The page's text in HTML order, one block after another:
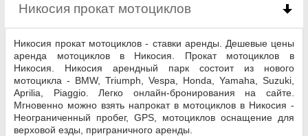
Никосия прокат мотоциклов click to collapse
Никосия прокат мотоциклов - ставки аренды. Дешевые цены
аренда мотоциклов в Никосия. Прокат мотоциклов в
Никосия. Никосия арендный парк состоит из нового
мотоцикла - BMW, Triumph, Vespa, Honda, Yamaha, Suzuki,
Aprilia, Piaggio. Легко онлайн-бронирования на сайте.
Мгновенно можно взять напрокат в мотоциклов в Никосия -
Неограниченный пробег, GPS, мотоциклов оснащение для
верховой езды, приграничного аренды.